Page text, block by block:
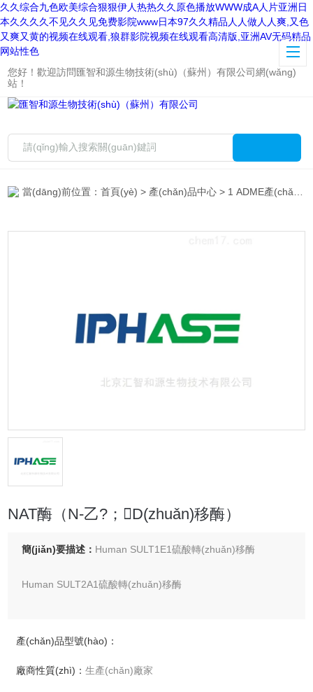
久久综合九色欧美综合狠狠伊人热热久久原色播放WWW成A人片亚洲日
本久久久久不见久久见免费影院www日本97久久精品人人做人人爽,又色
又爽又黄的视频在线观看,狼群影院视频在线观看高清版,亚洲AV无码精品
网站性色
您好！歡迎訪問匯智和源生物技術(shù)（蘇州）有限公司網(wǎng)
站！
當(dāng)前位置：首頁(yè) > 產(chǎn)品中心 > 1 ADME產(chǎn)品
NAT酶（N-乙?；D(zhuǎn)移酶）
簡(jiǎn)要描述： Human SULT1E1硫酸轉(zhuǎn)移酶
Human SULT2A1硫酸轉(zhuǎn)移酶
產(chǎn)品型號(hào)：
廠商性質(zhì)：生產(chǎn)廠家